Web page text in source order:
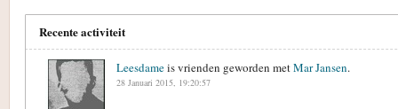
Recente activiteit
Leesdameis vrienden geworden metMar Jansen.
28 Januari 2015, 19:20:57